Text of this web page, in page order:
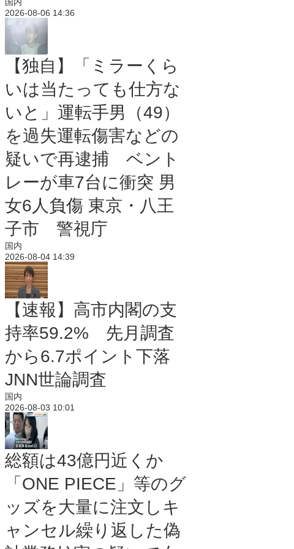
2026-08-06 14:36
【独自】「ミラーくら
いは当たっても仕方な
いと」運転手男（49）
を過失運転傷害などの
疑いで再逮捕 ベント
レーが車7台に衝突 男
女6人負傷 東京・八王
子市 警視庁
国内
2026-08-04 14:39
【速報】高市内閣の支
持率59.2% 先月調査
から6.7ポイント下落
JNN世論調査
国内
2026-08-03 10:01
総額は43億円近くか
「ONE PIECE」等のグ
ッズを大量に注文しキ
ャンセル繰り返した偽